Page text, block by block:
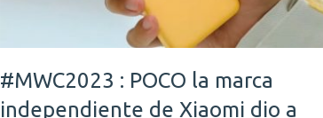
#MWC2023 : POCO la marca
independiente de Xiaomi dio a